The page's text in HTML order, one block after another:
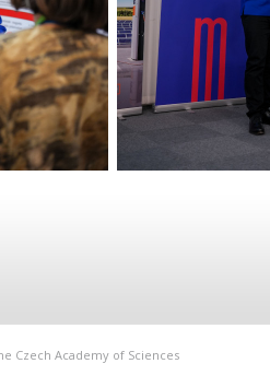
Czech Academy of Sciences